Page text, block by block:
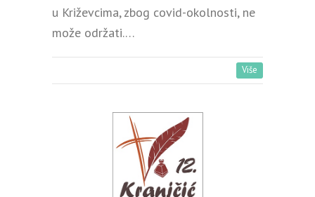
u Križevcima, zbog covid-okolnosti, ne
može održati.…
Više